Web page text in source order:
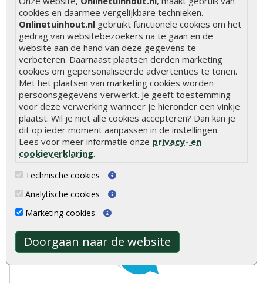
cookies en daarmee vergelijkbare technieken.
Onlinetuinhout.nl gebruikt functionele cookies om het
gedrag van websitebezoekers na te gaan en de
website aan de hand van deze gegevens te
verbeteren. Daarnaast plaatsen derden marketing
cookies om gepersonaliseerde advertenties te tonen.
Met het plaatsen van marketing cookies worden
persoonsgegevens verwerkt. Je geeft toestemming
voor deze verwerking wanneer je hieronder een vinkje
plaatst. Wil je niet alle cookies accepteren? Dan kan je
dit op ieder moment aanpassen in de instellingen.
Lees voor meer informatie onze privacy- en
cookieverklaring.
Technische cookies
Analytische cookies
Marketing cookies
Doorgaan naar de website
Scherpe prijzen
Snelle levering
Uitsluitend topkwaliteit
Vakkundig personeel
Ruime voorraad
24/7 online bestellen
Meer dan 40 jaar ervaring
Centraal gelegen showroom
Onlinetuinhout.nl
8.9